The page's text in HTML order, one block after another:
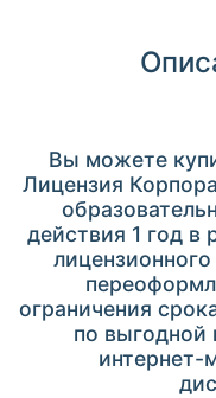
Вы можете
Лицензия
действия 1 год в
ограничения
по выгодной
интернет-